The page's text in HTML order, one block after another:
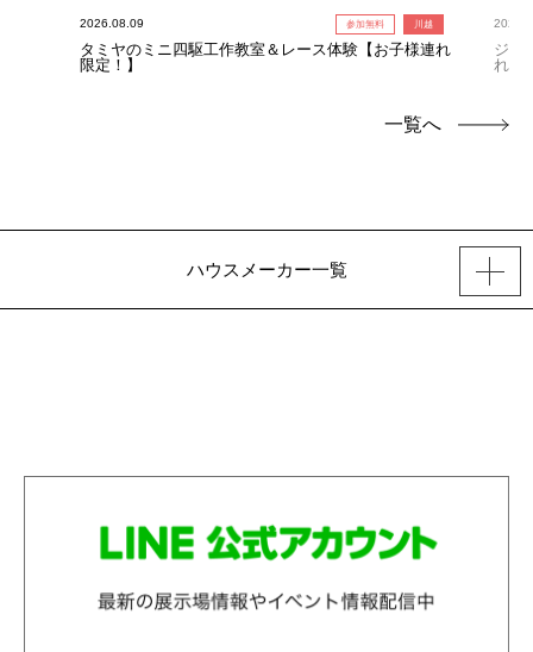
2026.08.09 参加無料 川越
タミヤのミニ四駆工作教室＆レース体験【お子様連れ
限定！】
ジャ
れ限
一覧へ
ハウスメーカー一覧